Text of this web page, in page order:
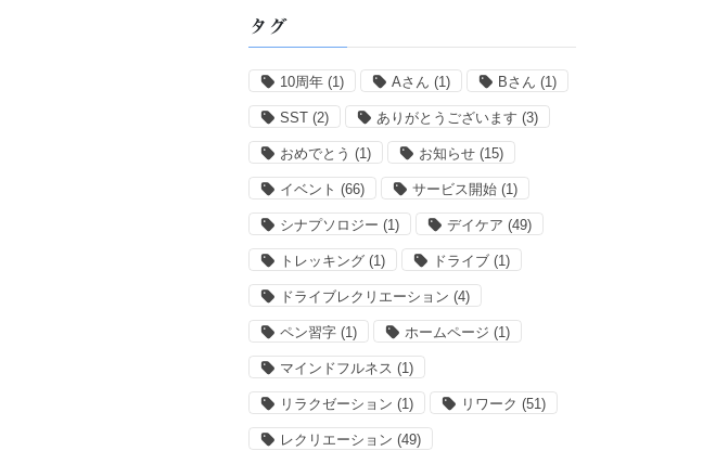
タグ
10周年 (1) Aさん (1) Bさん (1)
SST (2) ありがとうございます (3)
おめでとう (1) お知らせ (15)
イベント (66) サービス開始 (1)
シナプソロジー (1) デイケア (49)
トレッキング (1) ドライブ (1)
ドライブレクリエーション (4)
ペン習字 (1) ホームページ (1)
マインドフルネス (1)
リラクゼーション (1) リワーク (51)
レクリエーション (49)